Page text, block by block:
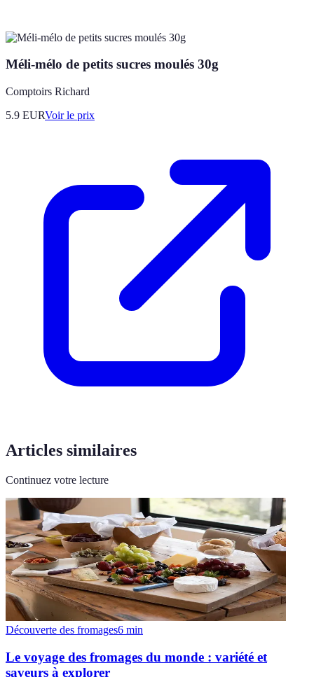
Méli-mélo de petits sucres moulés 30g
Comptoirs Richard
5.9 EURVoir le prix
Articles similaires
Continuez votre lecture
Découverte des fromages6 min
Le voyage des fromages du monde : variété et
saveurs à explorer